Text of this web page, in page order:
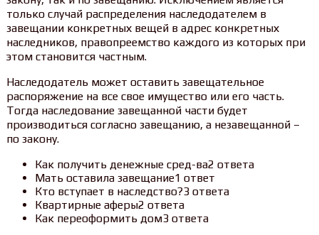
только случай распределения наследодателем в
завещании конкретных вещей в адрес конкретных
наследников, правопреемство каждого из которых при
этом становится частным.
Наследодатель может оставить завещательное
распоряжение на все свое имущество или его часть.
Тогда наследование завещанной части будет
производиться согласно завещанию, а незавещанной –
по закону.
Как получить денежные сред-ва2 ответа
Мать оставила завещание1 ответ
Кто вступает в наследство?3 ответа
Квартирные аферы2 ответа
Как переоформить дом3 ответа